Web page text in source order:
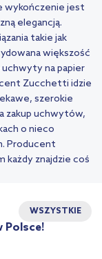
wykończenie jest
elegancją.
takie jak
większość
na papier
Zucchetti idzie
szerokie
zakup uchwytów,
o nieco
Producent
każdy znajdzie coś
WSZYSTKIE
Polsce!